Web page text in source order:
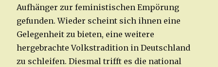
Aufhänger zur feministischen Empörung
gefunden. Wieder scheint sich ihnen eine
Gelegenheit zu bieten, eine weitere
hergebrachte Volkstradition in Deutschland
zu schleifen. Diesmal trifft es die national